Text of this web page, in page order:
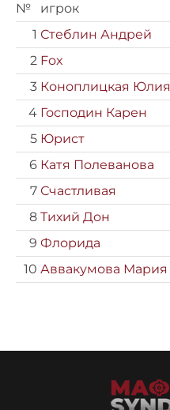
№ игрок
1 Стеблин Андрей
2 Fox
3 Коноплицкая Юлия
4 Господин Карен
5 Юрист
6 Катя Полеванова
7 Счастливая
8 Тихий Дон
9 Флорида
10 Аввакумова Мария